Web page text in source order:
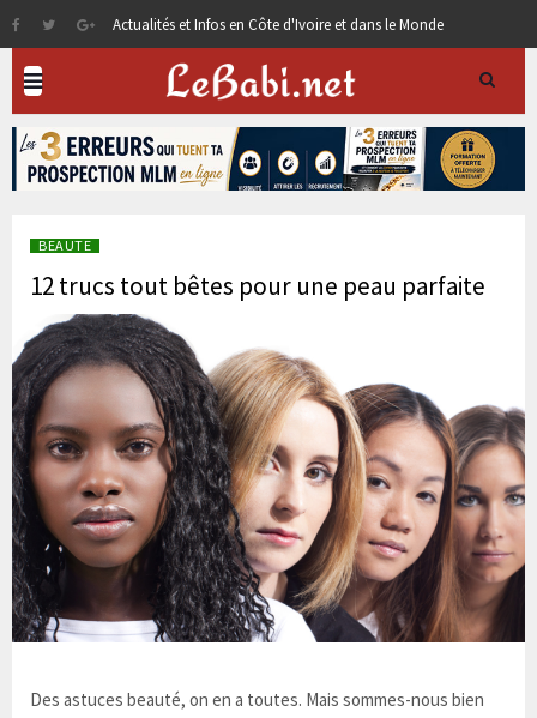
Actualités et Infos en Côte d'Ivoire et dans le Monde
BEAUTE
12 trucs tout bêtes pour une peau parfaite
Des astuces beauté, on en a toutes. Mais sommes-nous bien